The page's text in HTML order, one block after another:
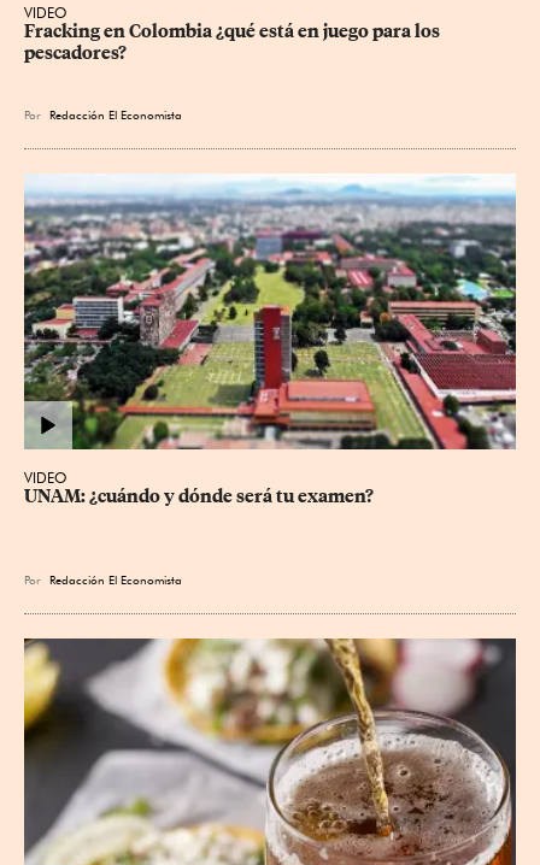
VIDEO
Fracking en Colombia ¿qué está en juego para los
pescadores?
Por Redacción El Economista
VIDEO
UNAM: ¿cuándo y dónde será tu examen?
Por Redacción El Economista